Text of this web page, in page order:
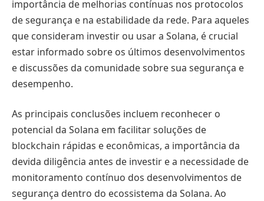
importância de melhorias contínuas nos protocolos
de segurança e na estabilidade da rede. Para aqueles
que consideram investir ou usar a Solana, é crucial
estar informado sobre os últimos desenvolvimentos
e discussões da comunidade sobre sua segurança e
desempenho.
As principais conclusões incluem reconhecer o
potencial da Solana em facilitar soluções de
blockchain rápidas e econômicas, a importância da
devida diligência antes de investir e a necessidade de
monitoramento contínuo dos desenvolvimentos de
segurança dentro do ecossistema da Solana. Ao